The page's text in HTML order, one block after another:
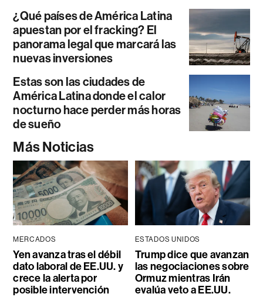
¿Qué países de América Latina
apuestan por el fracking? El
panorama legal que marcará las
nuevas inversiones
Estas son las ciudades de
América Latina donde el calor
nocturno hace perder más horas
de sueño
Más Noticias
MERCADOS
Yen avanza tras el débil
dato laboral de EE.UU. y
crece la alerta por
posible intervención
ESTADOS UNIDOS
Trump dice que avanzan
las negociaciones sobre
Ormuz mientras Irán
evalúa veto a EE.UU.